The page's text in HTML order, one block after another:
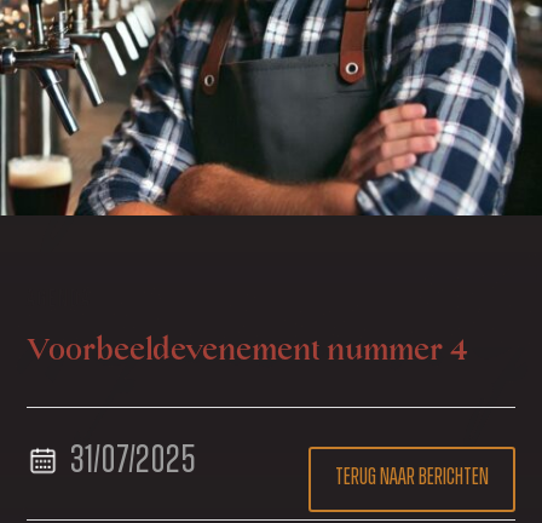
Voorbeeldevenement nummer 4
31/07/2025 terug naar berichten